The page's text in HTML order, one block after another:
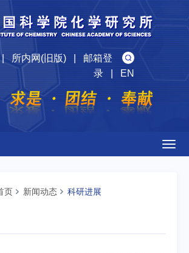
所内网(旧版)| 邮箱登
录| EN
页 新闻动态 科研进展